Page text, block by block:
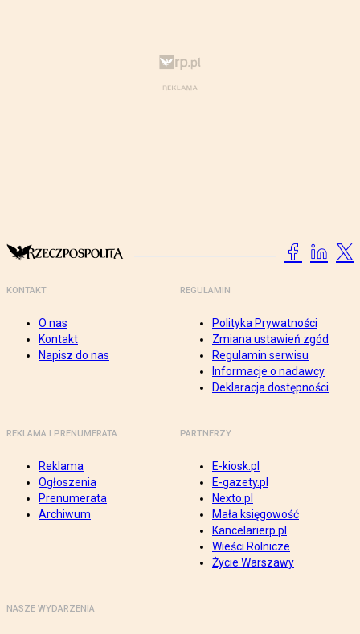
KONTAKT
O nas
Kontakt
Napisz do nas
REGULAMIN
Polityka Prywatności
Zmiana ustawień zgód
Regulamin serwisu
Informacje o nadawcy
Deklaracja dostępności
REKLAMA I PRENUMERATA
Reklama
Ogłoszenia
Prenumerata
Archiwum
PARTNERZY
E-kiosk.pl
E-gazety.pl
Nexto.pl
Mała księgowość
Kancelarierp.pl
Wieści Rolnicze
Życie Warszawy
NASZE WYDARZENIA